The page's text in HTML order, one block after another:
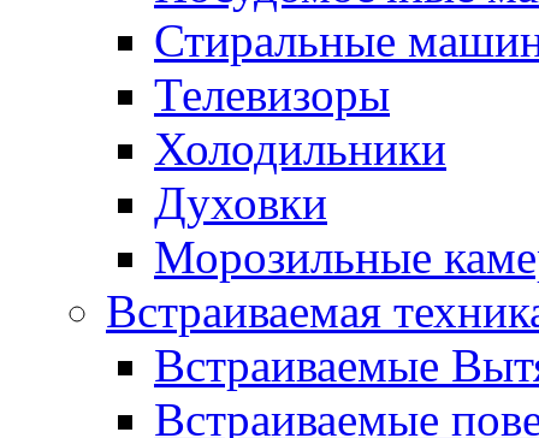
Стиральные
Телевизоры
Холодильники
Духовки
Морозильные
Встраиваемая
Встраиваемые
Встраиваемые